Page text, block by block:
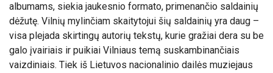
albumams, siekia jaukesnio formato, primenančio saldainių
dėžutę. Vilnių mylinčiam skaitytojui šių saldainių yra daug –
visa plejada skirtingų autorių tekstų, kurie gražiai dera su be
galo įvairiais ir puikiai Vilniaus temą suskambinančiais
vaizdiniais. Tiek iš Lietuvos nacionalinio dailės muziejaus